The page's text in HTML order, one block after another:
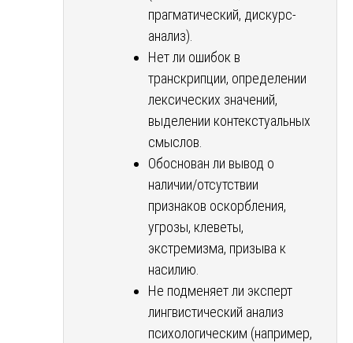
прагматический, дискурс-
анализ).
Нет ли ошибок в
транскрипции, определении
лексических значений,
выделении контекстуальных
смыслов.
Обоснован ли вывод о
наличии/отсутствии
признаков оскорбления,
угрозы, клеветы,
экстремизма, призыва к
насилию.
Не подменяет ли эксперт
лингвистический анализ
психологическим (например,